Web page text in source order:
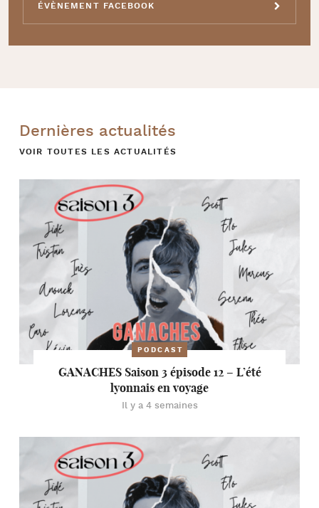
ÉVÈNEMENT FACEBOOK
Dernières actualités
VOIR TOUTES LES ACTUALITÉS
PODCAST
GANACHES Saison 3 épisode 12 – L’été
lyonnais en voyage
Il y a 4 semaines